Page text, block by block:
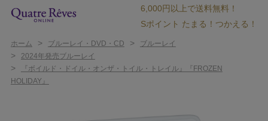
6,000円以上で送料無料！
Sポイント たまる！つかえる！
ホーム > ブルーレイ・DVD・CD > ブルーレイ
> 2024年発売ブルーレイ
>
『ボイルド・ドイル・オンザ・トイル・トレイル』『FROZEN
HOLIDAY』